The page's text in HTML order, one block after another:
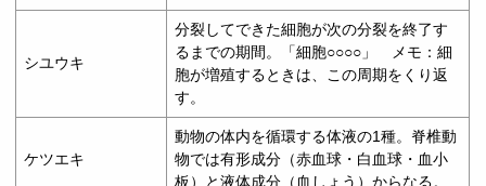
シユウキ
分裂してできた細胞が次の分裂を終了す
るまでの期間。「細胞○○○○」 メモ：細
胞が増殖するときは、この周期をくり返
す。
ケツエキ
動物の体内を循環する体液の1種。脊椎動
物では有形成分（赤血球・白血球・血小
板）と液体成分（血しょう）からなる。